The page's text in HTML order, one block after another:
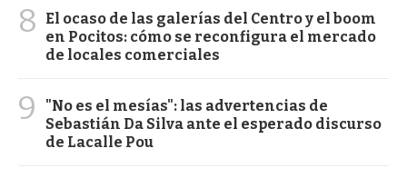
8
El ocaso de las galerías del Centro y el boom
en Pocitos: cómo se reconfigura el mercado
de locales comerciales
9
"No es el mesías": las advertencias de
Sebastián Da Silva ante el esperado discurso
de Lacalle Pou